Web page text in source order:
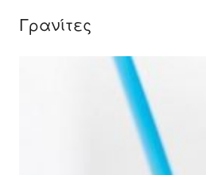
Γρανίτες